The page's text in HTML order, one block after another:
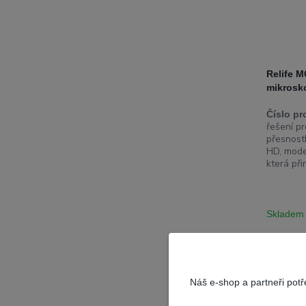
Relife
Číslo
řešení
HD,
která
Skladem
Náš e-shop a partneři